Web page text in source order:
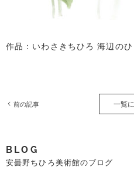
作品：いわさきちひろ 海辺の
前の記事 一覧
BLOG
安曇野ちひろ美術館のブログ